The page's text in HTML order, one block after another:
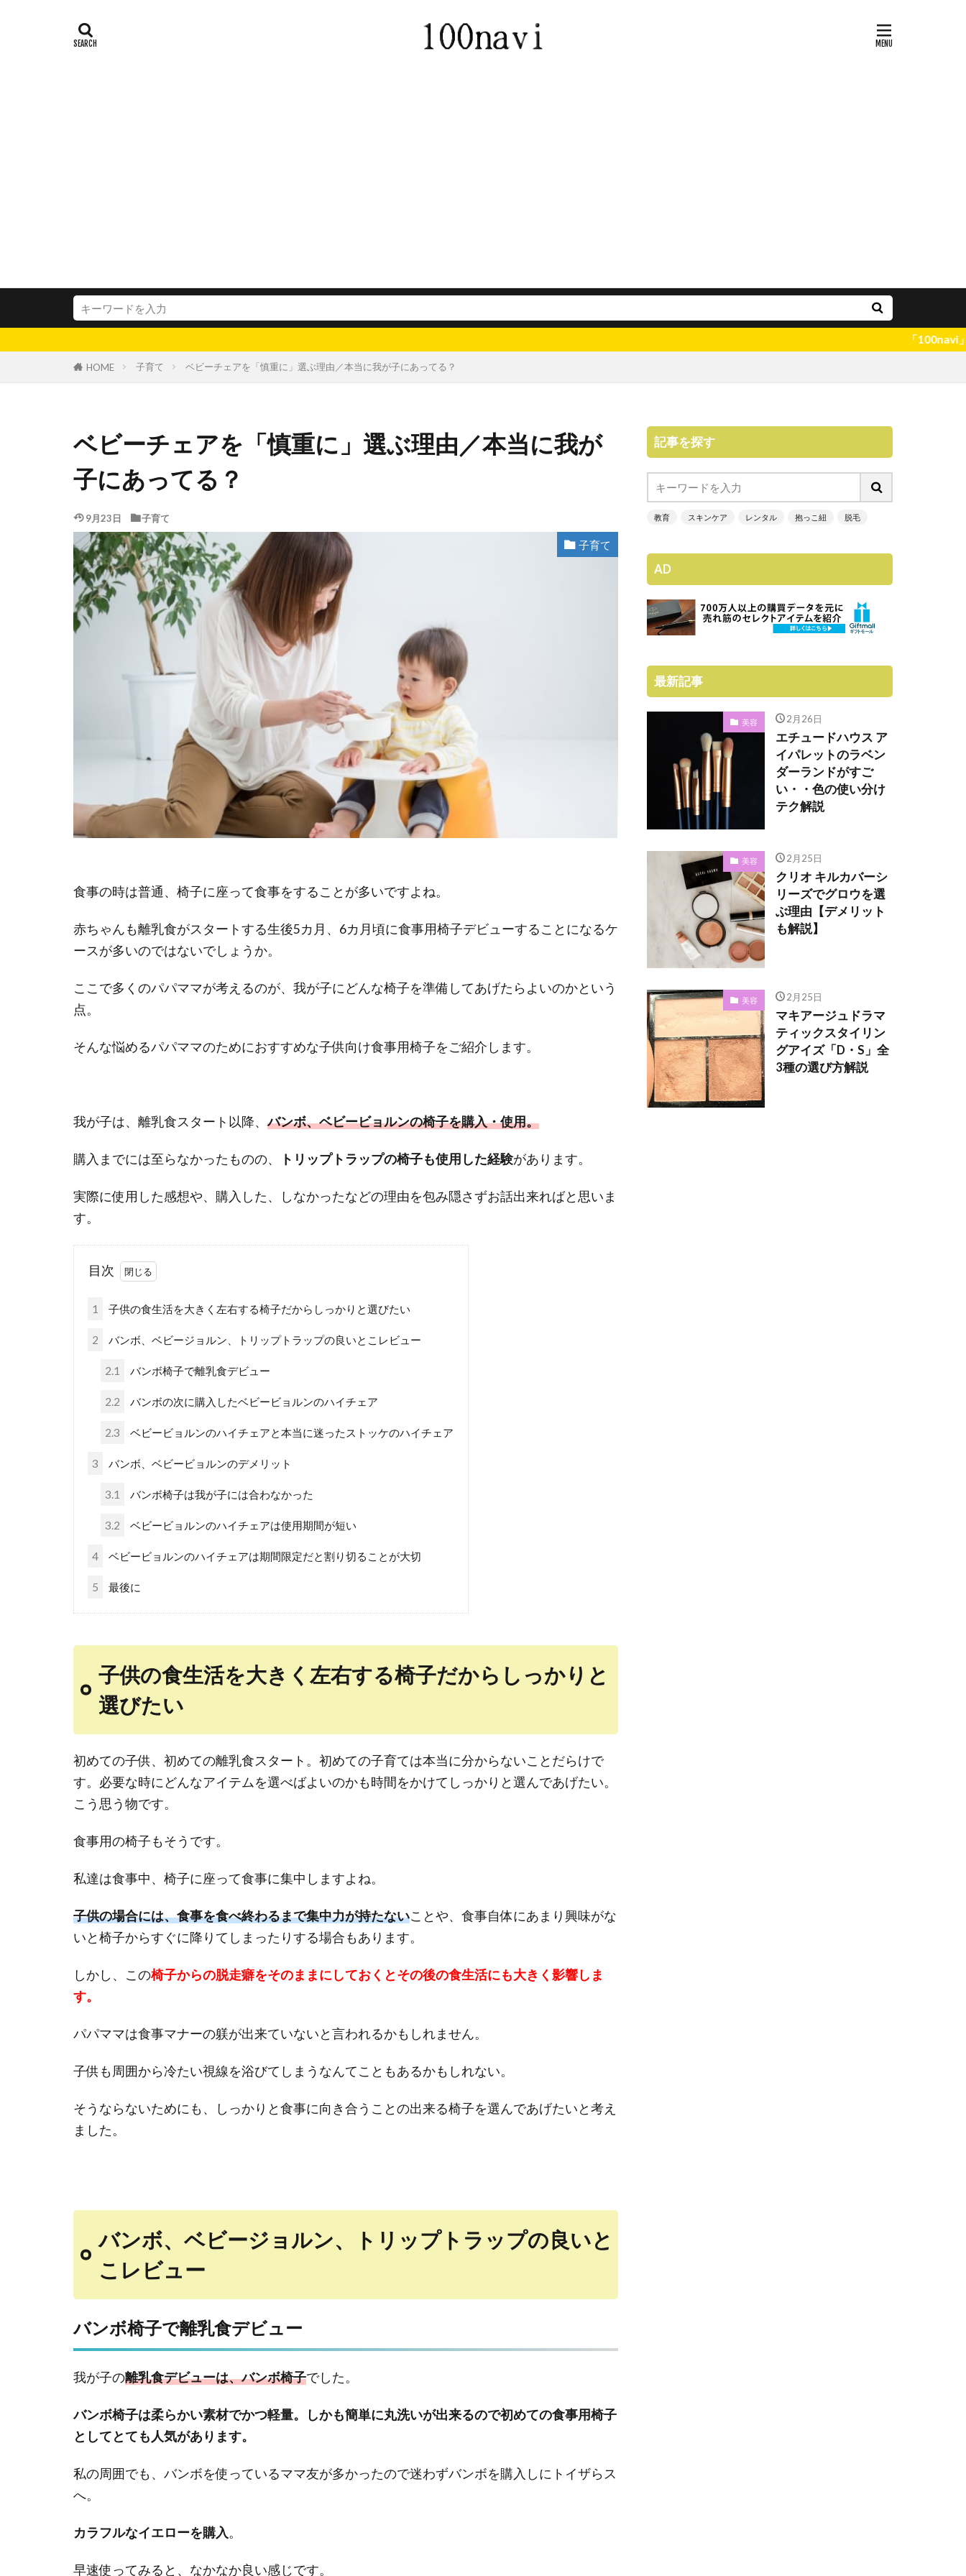
「100navi」現在、最
HOME 子育て ベビーチェアを「慎重に」選ぶ理由／本当に我が子にあってる？
ベビーチェアを「慎重に」選ぶ理由／本当に我が
子にあってる？
9月23日 子育て
子育て
食事の時は普通、椅子に座って食事をすることが多いですよね。
赤ちゃんも離乳食がスタートする生後5カ月、6カ月頃に食事用椅子デビューすることになるケ
ースが多いのではないでしょうか。
ここで多くのパパママが考えるのが、我が子にどんな椅子を準備してあげたらよいのかという
点。
そんな悩めるパパママのためにおすすめな子供向け食事用椅子をご紹介します。
我が子は、離乳食スタート以降、バンボ、ベビービョルンの椅子を購入・使用。
購入までには至らなかったものの、 トリップトラップの椅子も使用した経験があります。
実際に使用した感想や、購入した、しなかったなどの理由を包み隠さずお話出来ればと思いま
す。
目次
1 子供の食生活を大きく左右する椅子だからしっかりと選びたい
2 バンボ、ベビージョルン、トリップトラップの良いとこレビュー
2.1 バンボ椅子で離乳食デビュー
2.2 バンボの次に購入したベビービョルンのハイチェア
2.3 ベビービョルンのハイチェアと本当に迷ったストッケのハイチェア
3 バンボ、ベビービョルンのデメリット
3.1 バンボ椅子は我が子には合わなかった
3.2 ベビービョルンのハイチェアは使用期間が短い
4 ベビービョルンのハイチェアは期間限定だと割り切ることが大切
5 最後に
子供の食生活を大きく左右する椅子だからしっかりと
選びたい
初めての子供、初めての離乳食スタート。初めての子育ては本当に分からないことだらけで
す。必要な時にどんなアイテムを選べばよいのかも時間をかけてしっかりと選んであげたい。
こう思う物です。
食事用の椅子もそうです。
私達は食事中、椅子に座って食事に集中しますよね。
子供の場合には、食事を食べ終わるまで集中力が持たないことや、食事自体にあまり興味がな
いと椅子からすぐに降りてしまったりする場合もあります。
しかし、この椅子からの脱走癖をそのままにしておくとその後の食生活にも大きく影響しま
す。
パパママは食事マナーの躾が出来ていないと言われるかもしれません。
子供も周囲から冷たい視線を浴びてしまうなんてこともあるかもしれない。
そうならないためにも、しっかりと食事に向き合うことの出来る椅子を選んであげたいと考え
ました。
バンボ、ベビージョルン、トリップトラップの良いと
こレビュー
バンボ椅子で離乳食デビュー
我が子の離乳食デビューは、バンボ椅子でした。
バンボ椅子は柔らかい素材でかつ軽量。しかも簡単に丸洗いが出来るので初めての食事用椅子
としてとても人気があります。
私の周囲でも、バンボを使っているママ友が多かったので迷わずバンボを購入しにトイザらス
へ。
カラフルなイエローを購入。
早速使ってみると、なかなか良い感じです。
記事を探す
教育 スキンケア レンタル 抱っこ紐 脱毛
AD
最新記事
美容 2月26日
エチュードハウス ア
イパレットのラベン
ダーランドがすご
い・・色の使い分け
テク解説
美容 2月25日
クリオ キルカバーシ
リーズでグロウを選
ぶ理由【デメリット
も解説】
美容 2月25日
マキアージュドラマ
ティックスタイリン
グアイズ「D・S」全
3種の選び方解説